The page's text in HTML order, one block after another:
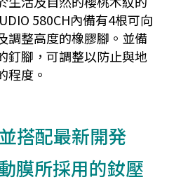
580CH內備有4根可向
調整高度的橡膠腳。並備
釘腳，可調整以防止與地
程度。
搭配最新開発
膜所採用的釹壓